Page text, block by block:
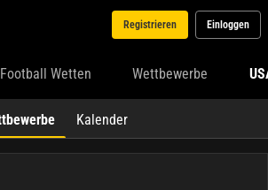
Registrieren Einloggen
Wetten Wettbewerbe
Kalender